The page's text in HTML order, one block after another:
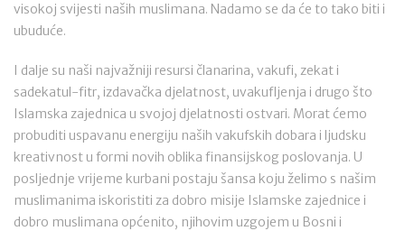
visokoj svijesti naših muslimana. Nadamo se da će to tako biti i
ubuduće.
I dalje su naši najvažniji resursi članarina, vakufi, zekat i
sadekatul-fitr, izdavačka djelatnost, uvakufljenja i drugo što
Islamska zajednica u svojoj djelatnosti ostvari. Morat ćemo
probuditi uspavanu energiju naših vakufskih dobara i ljudsku
kreativnost u formi novih oblika finansijskog poslovanja. U
posljednje vrijeme kurbani postaju šansa koju želimo s našim
muslimanima iskoristiti za dobro misije Islamske zajednice i
dobro muslimana općenito, njihovim uzgojem u Bosni i